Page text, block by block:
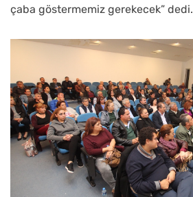
çaba göstermemiz gerekecek” dedi.